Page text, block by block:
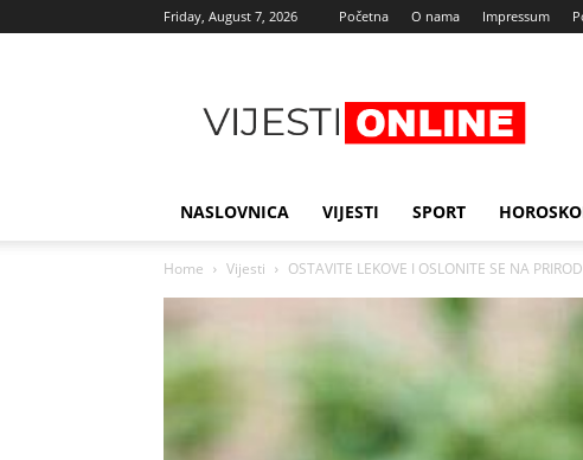
Friday, August 7, 2026 Početna O nama Impressum
vijesti
NASLOVNICA VIJESTI SPORT
Home Vijesti OSTAVITE LEKOVE I OSLONITE SE NA